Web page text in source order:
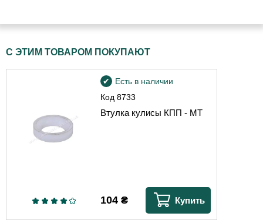
С ЭТИМ ТОВАРОМ ПОКУПАЮТ
Код 8733
Есть в наличии
Втулка кулисы КПП - МТ
104 ₴ Купить